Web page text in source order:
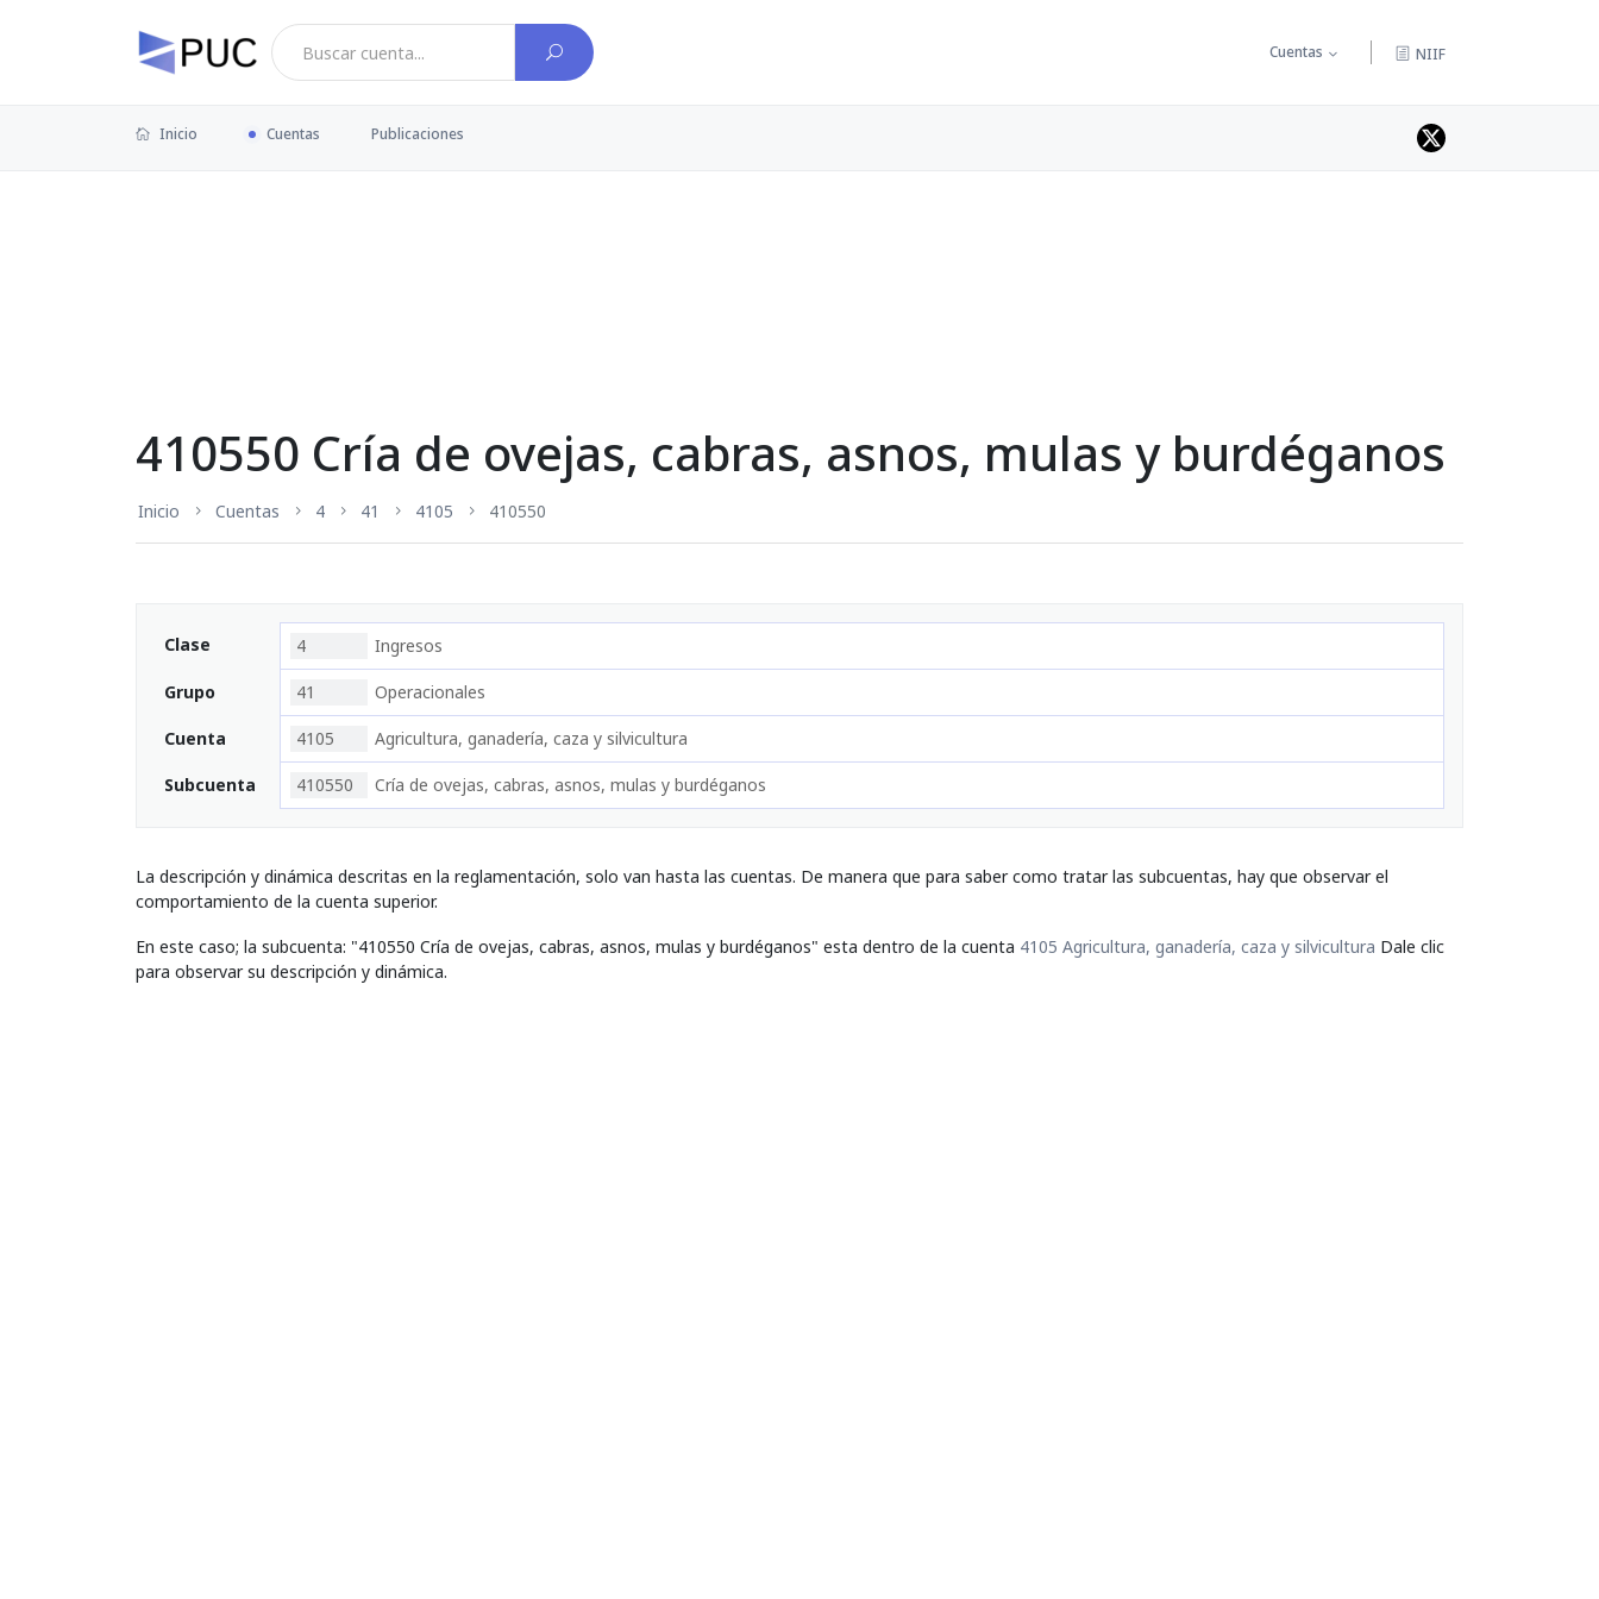
Cuentas NIIF
Inicio Cuentas Publicaciones
410550 Cría de ovejas, cabras, asnos, mulas y burdéganos
Inicio Cuentas 4 41 4105 410550
Clase 4 Ingresos
Grupo 41 Operacionales
Cuenta 4105 Agricultura, ganadería, caza y silvicultura
Subcuenta 410550 Cría de ovejas, cabras, asnos, mulas y burdéganos
La descripción y dinámica descritas en la reglamentación, solo van hasta las cuentas. De manera que para saber como tratar las subcuentas, hay que observar el
comportamiento de la cuenta superior.
En este caso; la subcuenta: "410550 Cría de ovejas, cabras, asnos, mulas y burdéganos" esta dentro de la cuenta 4105 Agricultura, ganadería, caza y silvicultura Dale clic
para observar su descripción y dinámica.